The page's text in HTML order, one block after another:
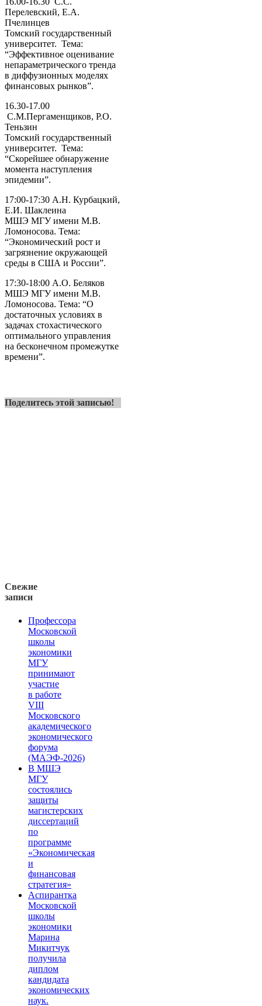
Перелевский, Е.А.
Пчелинцев
Томский государственный
университет. Тема:
“Эффективное оценивание
непараметрического тренда
в диффузионных моделях
финансовых рынков”.
16.30-17.00
С.М.Пергаменщиков, Р.О.
Теньзин
Томский государственный
университет. Тема:
“Скорейшее обнаружение
момента наступления
эпидемии”.
17:00-17:30 А.Н. Курбацкий,
Е.И. Шаклеина
МШЭ МГУ имени М.В.
Ломоносова. Тема:
“Экономический рост и
загрязнение окружающей
среды в США и России”.
17:30-18:00 А.O. Беляков
МШЭ МГУ имени М.В.
Ломоносова. Тема: “О
достаточных условиях в
задачах стохастического
оптимального управления
на бесконечном промежутке
времени”.
Поделитесь этой записью!
Свежие
записи
Профессора
Московской
школы
экономики
МГУ
принимают
участие
в работе
VIII
Московского
академического
экономического
форума
(МАЭФ-2026)
В МШЭ
МГУ
состоялись
защиты
магистерских
диссертаций
по
программе
«Экономическая
и
финансовая
стратегия»
Аспирантка
Московской
школы
экономики
Марина
Микитчук
получила
диплом
кандидата
экономических
наук.